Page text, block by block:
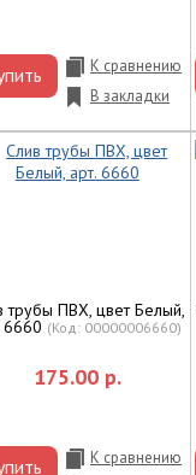
К сравнению
В закладки
трубы ПВХ, цвет Белый,
6660 (Код: 00000006660)
175.00 р.
К сравнению